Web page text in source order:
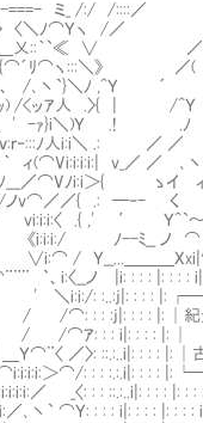
ミ_ /:/ /::::
＼ﾉ⌒Ｙヽ /／
乂::｀`≪ ∨ ／
ﾘ⌒ヽ:::＼》
`}＼ﾉ ,^Ｙ ´
人 .〉{ | /^
ｧ}i＼)Ｙ .! .
ﾉ人i:i＼ .: ／ ／
v_／ ／ ､丶`
／⌒Vﾉi:i＞{ ゝイ
／／{ .: ─‐- く
〈 .{ ,' ′ Ｙ^`～
:人 / 《i:i:i:/ ﾉ--ﾐ__ ノ
/ Ｙ__...＿＿＿
ノ |i: : : : |: : : : i|: :
' ＼i:i:/: :..:j|: : : :
/ /⌒: : : :j|: :
} i| / /⌒
: : : |: │古代バビ
: : :.:.i|: : : : |:
::.:..i|: : : : |: : : : i|:
: i|: : : : |: : : : i|: :